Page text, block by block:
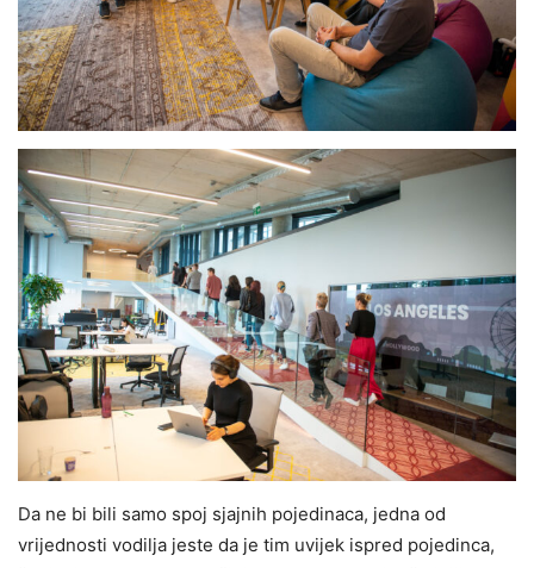
Da ne bi bili samo spoj sjajnih pojedinaca, jedna od
vrijednosti vodilja jeste da je tim uvijek ispred pojedinca,